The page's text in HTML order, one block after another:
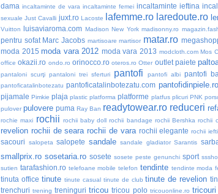
dama incaltaminte de vara incaltaminte femei incaltaminte ieftina
sexuale Just Cavalli juxt.ro Lacoste lafemme.ro laredoute.ro
Vuitton luisaviaroma.com Madison New York madisonny.ro
pentru sofat Marc Jacobs martisoare martisor matar.ro
moda 2015 moda vara 2012 moda vara 2013 modcloth.com Mos
office okazii.ro ondo.ro orinocco.ro oteros.ro Otter outlet paiete
pantaloni scurţi pantaloni trei sferturi pantofi pantofi albi pantofi
pantoficatalinbotezatu pantoficatalinbotezatu.com pantofidinpiele.ro
pijamale Pimkie plaja plastic platforma platforme platfus plicuri PNK
pulover pulovere puma Ray Ban readytowear.ro reduceri
rochie maxi rochii rochii baby doll rochii bandage rochii Bershka rochii
revelion rochii de seara rochii de vara rochii elegante rochii
sacouri salopeta salopete sandale sandale gladiator Sarantis
smallprix.ro sosetaria.ro sosete sosete peste genunchi sport
sutien tarafashion.ro telefoane mobile telefon tendinte tendinte moda
tinuta office tinute tinute casual tinute de club tinute de revelion
trenchuri trening treninguri tricou tricou polo tricouonline.ro tricouri